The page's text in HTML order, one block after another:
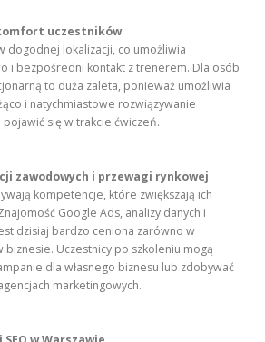
uczestników
dogodnej lokalizacji, co umożliwia
i bezpośredni kontakt z trenerem. Dla osób
to duża zaleta, ponieważ umożliwia
i natychmiastowe rozwiązywanie
się w trakcie ćwiczeń.
zawodowych i przewagi rynkowej
kompetencje, które zwiększają ich
Google Ads, analizy danych i
dzisiaj bardzo ceniona zarówno w
biznesie. Uczestnicy po szkoleniu mogą
dla własnego biznesu lub zdobywać
marketingowych.